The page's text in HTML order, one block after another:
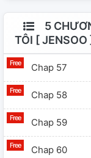
5
TÔI [ JENSOO ]
Chap 57
Chap 58
Chap 59
Chap 60